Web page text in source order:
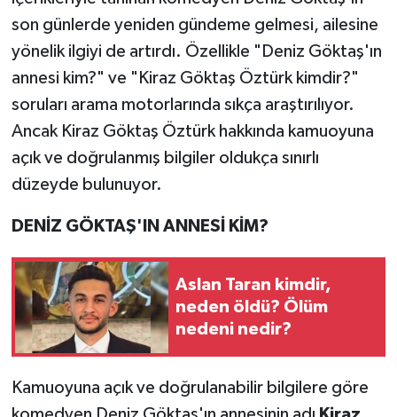
son günlerde yeniden gündeme gelmesi, ailesine
yönelik ilgiyi de artırdı. Özellikle "Deniz Göktaş'ın
annesi kim?" ve "Kiraz Göktaş Öztürk kimdir?"
soruları arama motorlarında sıkça araştırılıyor.
Ancak Kiraz Göktaş Öztürk hakkında kamuoyuna
açık ve doğrulanmış bilgiler oldukça sınırlı
düzeyde bulunuyor.
DENİZ GÖKTAŞ'IN ANNESİ KİM?
Aslan Taran kimdir,
neden öldü? Ölüm
nedeni nedir?
Kamuoyuna açık ve doğrulanabilir bilgilere göre
KAHRAMANMARAŞ